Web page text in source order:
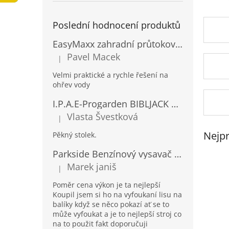
Poslední hodnocení produktů
EasyMaxx zahradní průtokový ohřívač vody 04900
Hodnocení produktu je 5 z 5 hvězdiček.
| Pavel Macek
Velmi praktické a rychle řešení na
ohřev vody
I.P.A.E-Progarden BIBLJACK Zahradní plastový stůl JACK RATAN antracitový
Hodnocení produktu je 5 z 5 hvězdiček.
| Vlasta Švestková
Pěkný stolek.
Parkside Benzínový vysavač a foukač listí PBLS 26 B2
Hodnocení produktu je 5 z 5 hvězdiček.
| Marek janiš
Poměr cena výkon je ta nejlepší
Koupil jsem si ho na vyfoukaní lisu na
balíky když se něco pokazí ať se to
může vyfoukat a je to nejlepší stroj co
na to použit fakt doporučuji